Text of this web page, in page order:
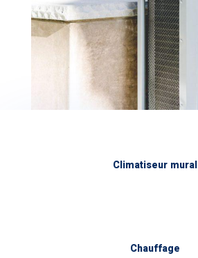
Climatiseur mural
Chauffage